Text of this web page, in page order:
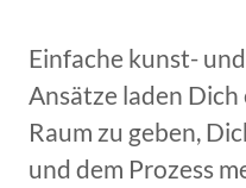
Einfache kunst-
Ansätze laden
Raum zu geben,
und dem Prozess